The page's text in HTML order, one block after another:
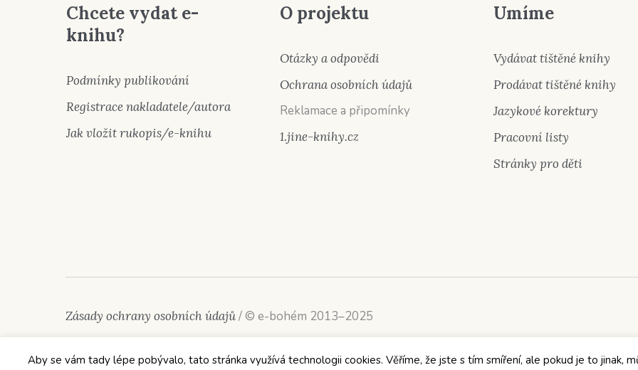
Chcete vydat e-
knihu?
Podmínky publikování
Registrace nakladatele/autora
Jak vložit rukopis/e-knihu
O projektu
Otázky a odpovědi
Ochrana osobních údajů
Reklamace a připomínky
1.jine-knihy.cz
Umíme
Vydávat tištěné knihy
Prodávat tištěné knihy
Jazykové korektury
Pracovní listy
Stránky pro děti
Zásady ochrany osobních údajů/ © e-bohém 2013–2025
Aby se vám tady lépe pobývalo, tato stránka využívá technologii cookies. Věříme, že jste s tím smíření, ale pokud je to jinak,